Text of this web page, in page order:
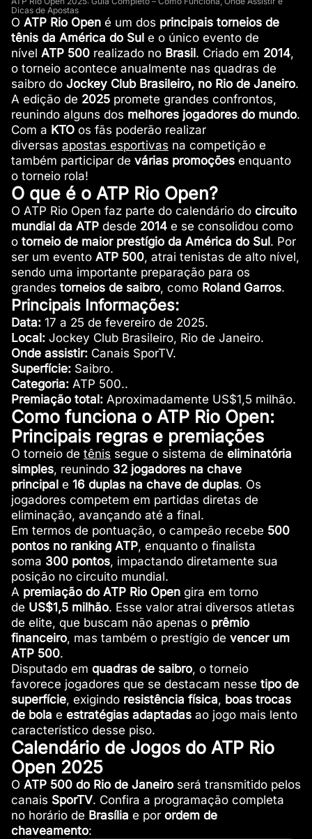
Dicas de Apostas
O ATP Rio Opené um dos principais torneios de
tênis da América do Sul e o único evento de
nível ATP 500realizado no Brasil . Criado em 2014,
o torneio acontece anualmente nas quadras de
saibro do Jockey Club Brasileiro, no Rio de Janeiro.
A edição de 2025promete grandes confrontos,
reunindo alguns dos melhores jogadores do mundo.
Com a KTOos fãs poderão realizar
diversas apostas esportivas na competição e
também participar de várias promoçõesenquanto
o torneio rola!
O que é o ATP Rio Open?
O ATP Rio Open faz parte do calendário do circuito
mundial da ATPdesde 2014e se consolidou como
o torneio de maior prestígio da América do Sul . Por
ser um evento ATP 500, atrai tenistas de alto nível,
sendo uma importante preparação para os
grandes torneios de saibro, como Roland Garros.
Principais Informações:
Data:17 a 25 de fevereiro de 2025.
Local:Jockey Club Brasileiro, Rio de Janeiro.
Onde assistir:Canais SporTV.
Superfície:Saibro.
Categoria:ATP 500..
Premiação total:Aproximadamente US$1,5 milhão.
Como funciona o ATP Rio Open:
Principais regras e premiações
O torneio de tênis segue o sistema de eliminatória
simples, reunindo 32 jogadores na chave
principal e 16 duplas na chave de duplas. Os
jogadores competem em partidas diretas de
eliminação, avançando até a final.
Em termos de pontuação, o campeão recebe 500
pontos no ranking ATP, enquanto o finalista
soma 300 pontos, impactando diretamente sua
posição no circuito mundial.
A premiação do ATP Rio Open gira em torno
de US$1,5 milhão. Esse valor atrai diversos atletas
de elite, que buscam não apenas o prêmio
financeiro, mas também o prestígio de vencer um
ATP 500.
Disputado em quadras de saibro, o torneio
favorece jogadores que se destacam nesse tipo de
superfície, exigindoresistência física, boas trocas
de bola e estratégias adaptadasao jogo mais lento
característico desse piso.
Calendário de Jogos do ATP Rio
Open 2025
O ATP 500 do Rio de Janeiroserá transmitido pelos
canais SporTV. Confira a programação completa
no horário de Brasília e porordem de
chaveamento: